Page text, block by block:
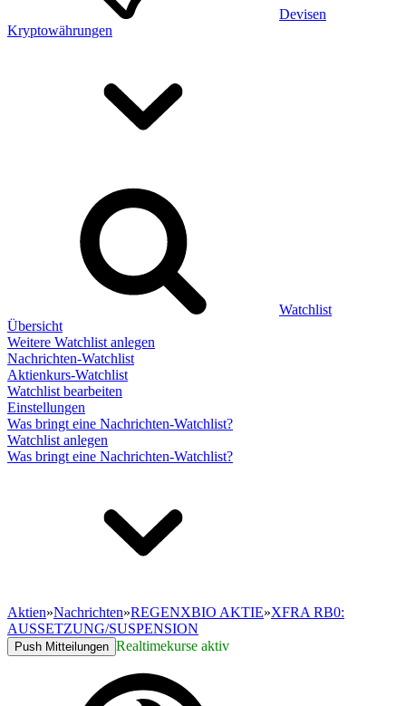
Devisen
Kryptowährungen
Watchlist
Übersicht
Weitere Watchlist anlegen
Nachrichten-Watchlist
Aktienkurs-Watchlist
Watchlist bearbeiten
Einstellungen
Was bringt eine Nachrichten-Watchlist?
Watchlist anlegen
Was bringt eine Nachrichten-Watchlist?
Aktien»Nachrichten»REGENXBIO AKTIE»XFRA RB0:
AUSSETZUNG/SUSPENSION
Push Mitteilungen Realtimekurse aktiv